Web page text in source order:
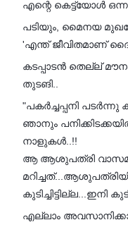
എന്റെ കെട്ട്യോൾ
പടിയും, മൈനയ
'എന്ത് ജീവിതമാണ്
കടപ്പാടൻ തെല്ല്
തുടങി..
"പകർച്ചപ്പനി പടർന്നു
ഞാനും
നാളുകൾ..!!
ആ ആശുപത്രി
കുടിച്ചിട്ടില്ല...ഇനി
എല്ലാം